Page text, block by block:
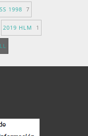
1998 7
2019 HLM 1